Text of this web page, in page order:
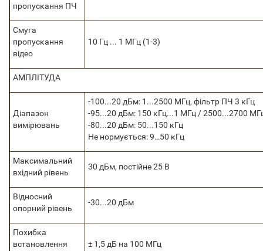
пропускання ПЧ
Смуга
пропускання
відео
10 Гц ... 1 МГц (1-3)
АМПЛІТУДА
Діапазон
вимірювань
-100...20 дБм: 1...2500 МГц, фільтр ПЧ 3 кГц
-95...20 дБм: 150 кГц...1 МГц / 2500...2700
-80...20 дБм: 50...150 кГц
Не нормується: 9…50 кГц
Максимальний
вхідний рівень
30 дБм, постійне 25 В
Відносний
опорний рівень
-30...20 дБм
Похибка
встановлення
± 1,5 дБ на 100 МГц